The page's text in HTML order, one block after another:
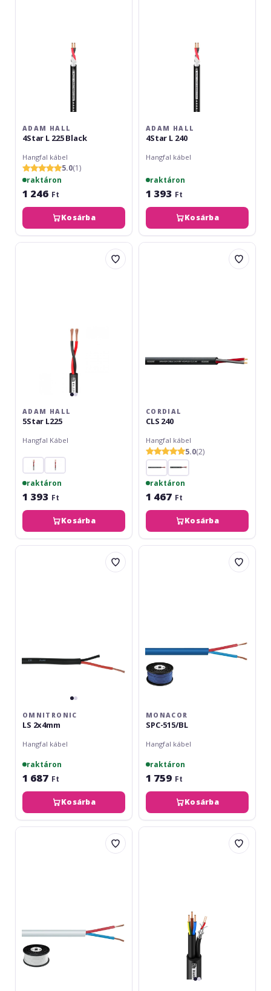
ADAM HALL
4Star L 225 Black
Hangfal kábel
5.0(1)
raktáron
1 246 Ft
Kosárba
ADAM HALL
4Star L 240
Hangfal kábel
raktáron
1 393 Ft
Kosárba
Adam
ADAM HALL
5Star L225
Hangfal Kábel
raktáron
1 393 Ft
Kosárba
Cordial
CORDIAL
CLS 240
Hangfal kábel
5.0(2)
raktáron
1 467 Ft
Kosárba
Omnitronic
OMNITRONIC
LS 2x4mm
Hangfal kábel
raktáron
1 687 Ft
Kosárba
Monacor
MONACOR
SPC-515/BL
Hangfal kábel
raktáron
1 759 Ft
Kosárba
Monacor
Adam